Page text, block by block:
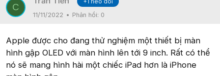
C
11/11/2022
Phản hồi: 0
Apple được cho đang thử nghiệm một thiết bị màn
hình gập OLED với màn hình lên tới 9 inch. Rất có thể
nó sẽ mang hình hài một chiếc iPad hơn là iPhone